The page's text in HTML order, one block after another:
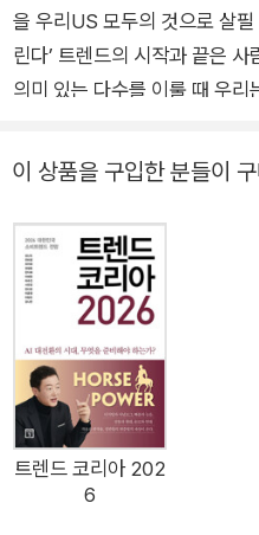
을 우리US 모두의 것으로 살필 때 성장GROWTH의 기회가 열
린다’ 트렌드의 시작과 끝은 사람이다. 사람들의 새로운 취향이
의미 있는 다수를 이룰 때 우리
결국 사람의 변화다._서문 중에서, 대
서른아홉》의 2030 여성이다.
지와 상품을 선보이면서도 시
적 혹은 부정적으로 보는 이분
로든 국가적으로든 가장 활발
들여다본 것이다. 《스물하나, 서른아홉》은 2030 여성들의 ‘요즘’
라이프스타일 트렌드를 있는
한 자료를 수집하고 편견 없는
성의 대조군 40대를 포함해 총
사하고, 온라인리서치 전문업
이 상품을 구입한 분들이
트렌드 코리아 202
6